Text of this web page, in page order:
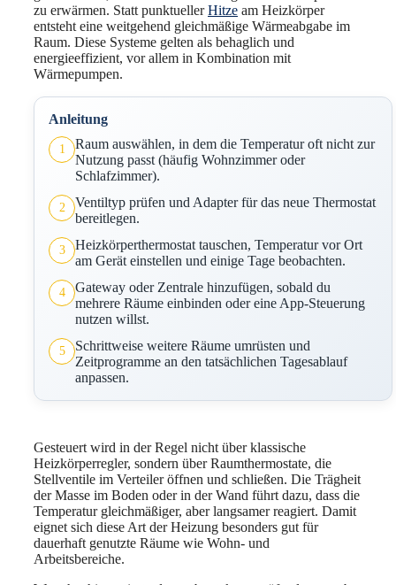
zu erwärmen. Statt punktuellerHitze am Heizkörper
entsteht eine weitgehend gleichmäßige Wärmeabgabe im
Raum. Diese Systeme gelten als behaglich und
energieeffizient, vor allem in Kombination mit
Wärmepumpen.
Anleitung
1
Raum auswählen, in dem die Temperatur oft nicht zur
Nutzung passt (häufig Wohnzimmer oder
Schlafzimmer).
2
Ventiltyp prüfen und Adapter für das neue Thermostat
bereitlegen.
3
Heizkörperthermostat tauschen, Temperatur vor Ort
am Gerät einstellen und einige Tage beobachten.
4
Gateway oder Zentrale hinzufügen, sobald du
mehrere Räume einbinden oder eine App-Steuerung
nutzen willst.
5
Schrittweise weitere Räume umrüsten und
Zeitprogramme an den tatsächlichen Tagesablauf
anpassen.
Gesteuert wird in der Regel nicht über klassische
Heizkörperregler, sondern über Raumthermostate, die
Stellventile im Verteiler öffnen und schließen. Die Trägheit
der Masse im Boden oder in der Wand führt dazu, dass die
Temperatur gleichmäßiger, aber langsamer reagiert. Damit
eignet sich diese Art der Heizung besonders gut für
dauerhaft genutzte Räume wie Wohn- und
Arbeitsbereiche.